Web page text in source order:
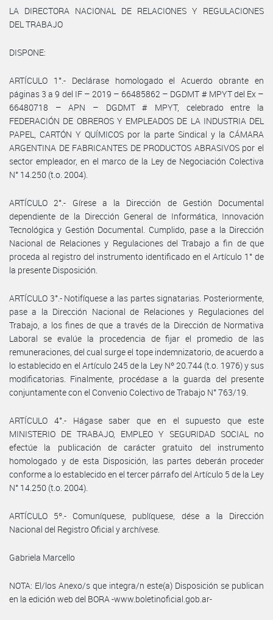
LA DIRECTORA NACIONAL DE RELACIONES Y REGULACIONES
DEL TRABAJO
DISPONE:
ARTÍCULO 1°.- Declárase homologado el Acuerdo obrante en
páginas 3 a 9 del IF – 2019 – 66485862 – DGDMT # MPYT del Ex –
66480718 – APN – DGDMT # MPYT, celebrado entre la
FEDERACIÓN DE OBREROS Y EMPLEADOS DE LA INDUSTRIA DEL
PAPEL, CARTÓN Y QUÍMICOS por la parte Sindical y la CÁMARA
ARGENTINA DE FABRICANTES DE PRODUCTOS ABRASIVOS por el
sector empleador, en el marco de la Ley de Negociación Colectiva
N° 14.250 (t.o. 2004).
ARTÍCULO 2°.- Gírese a la Dirección de Gestión Documental
dependiente de la Dirección General de Informática, Innovación
Tecnológica y Gestión Documental. Cumplido, pase a la Dirección
Nacional de Relaciones y Regulaciones del Trabajo a fin de que
proceda al registro del instrumento identificado en el Artículo 1° de
la presente Disposición.
ARTÍCULO 3°.- Notifíquese a las partes signatarias. Posteriormente,
pase a la Dirección Nacional de Relaciones y Regulaciones del
Trabajo, a los fines de que a través de la Dirección de Normativa
Laboral se evalúe la procedencia de fijar el promedio de las
remuneraciones, del cual surge el tope indemnizatorio, de acuerdo a
lo establecido en el Artículo 245 de la Ley Nº 20.744 (t.o. 1976) y sus
modificatorias. Finalmente, procédase a la guarda del presente
conjuntamente con el Convenio Colectivo de Trabajo N° 763/19.
ARTÍCULO 4°.- Hágase saber que en el supuesto que este
MINISTERIO DE TRABAJO, EMPLEO Y SEGURIDAD SOCIAL no
efectúe la publicación de carácter gratuito del instrumento
homologado y de esta Disposición, las partes deberán proceder
conforme a lo establecido en el tercer párrafo del Artículo 5 de la Ley
N° 14.250 (t.o. 2004).
ARTÍCULO 5º.- Comuníquese, publíquese, dése a la Dirección
Nacional del Registro Oficial y archívese.
Gabriela Marcello
NOTA: El/los Anexo/s que integra/n este(a) Disposición se publican
en la edición web del BORA -www.boletinoficial.gob.ar-